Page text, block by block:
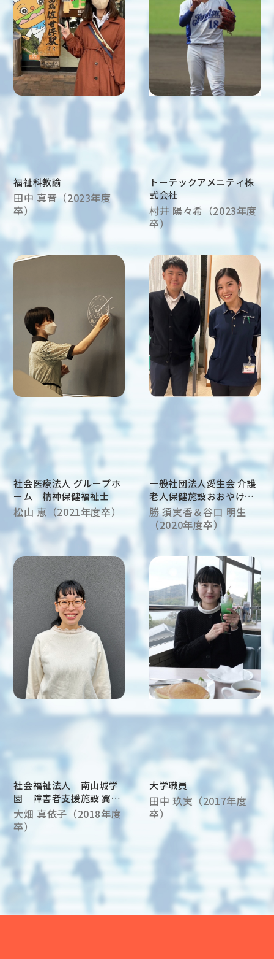
福祉科教諭
田中 真音（2023年度
卒）
トーテックアメニティ株
式会社
村井 陽々希（2023年度
卒）
社会医療法人 グループホ
ーム 精神保健福祉士
松山 恵（2021年度卒）
一般社団法人愛生会 介護
老人保健施設おおやけの
里
ソーシャルワーカー
勝 須実香＆谷口 明生
（2020年度卒）
社会福祉法人 南山城学
園 障害者支援施設 翼
生活支援員
大畑 真依子（2018年度
卒）
大学職員
田中 玖実（2017年度
卒）